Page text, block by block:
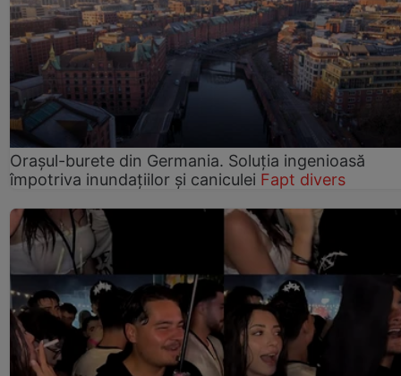
Orașul-burete din Germania. Soluția ingenioasă
împotriva inundațiilor și caniculei Fapt divers